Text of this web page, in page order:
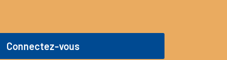
Connectez-vous